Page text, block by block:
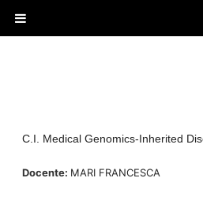
C.I. Medical Genomics-Inherited
Docente: MARI FRANCESCA